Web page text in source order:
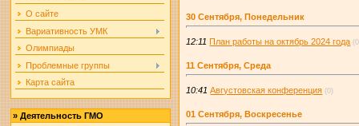
О сайте
Вариативность УМК
Олимпиады
Проблемные группы
Карта сайта
»Деятельность ГМО
30 Сентября, Понедельник
12:11 План работы на октябрь 2024 года
11 Сентября, Среда
10:41 Августовская конференция (0)
01 Сентября, Воскресенье